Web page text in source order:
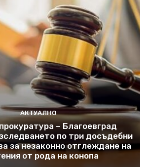
АКТУАЛНО
– Благоевград
по три досъдебни
за незаконно отглеждане на
от рода на конопа